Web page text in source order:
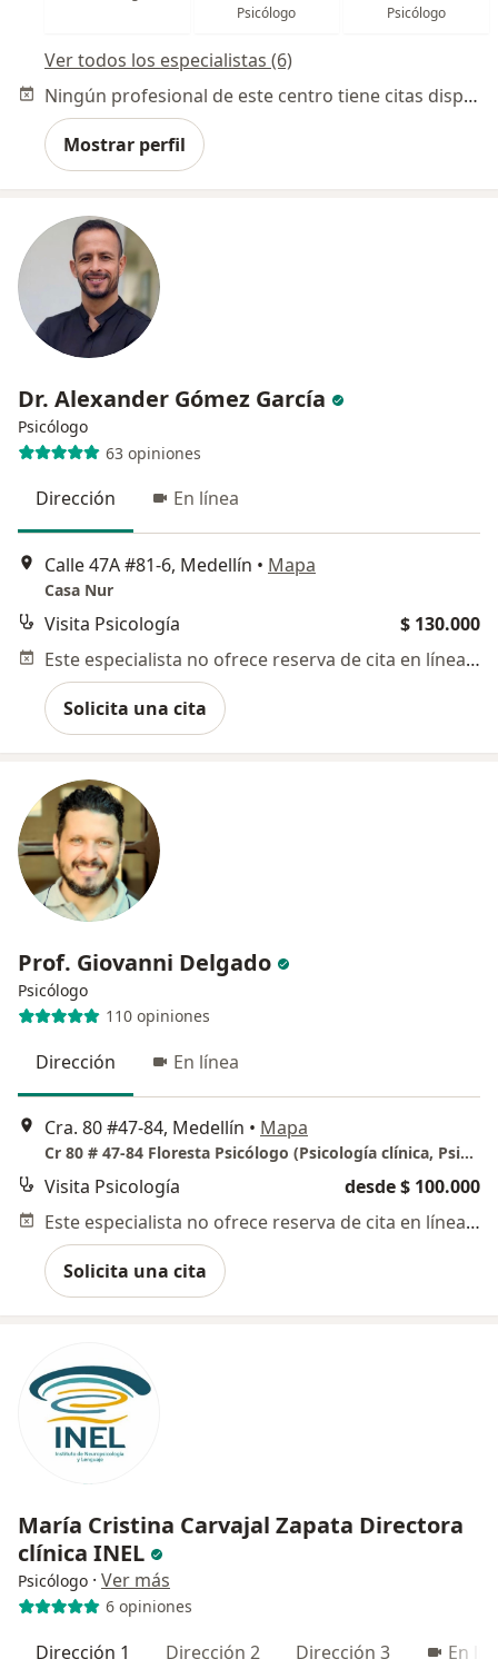
Psicólogo
Psicólogo
Ver todos los especialistas (6)
Ningún profesional de este centro tiene citas disponibles
Mostrar perfil
Dr. Alexander Gómez García
Psicólogo
63 opiniones
Dirección En línea
Calle 47A #81-6, Medellín • Mapa
Casa Nur
Visita Psicología
$ 130.000
Este especialista no ofrece reserva de cita en línea en esta dirección.
Solicita una cita
Prof. Giovanni Delgado
Psicólogo
110 opiniones
Dirección En línea
Cra. 80 #47-84, Medellín • Mapa
Cr 80 # 47-84 Floresta Psicólogo (Psicología clínica, Psicoterapia, Terapia de pareja)
Visita Psicología
desde $ 100.000
Este especialista no ofrece reserva de cita en línea en esta dirección.
Solicita una cita
María Cristina Carvajal Zapata Directora
clínica INEL
Psicólogo · Ver más
6 opiniones
Dirección 1 Dirección 2 Dirección 3 En